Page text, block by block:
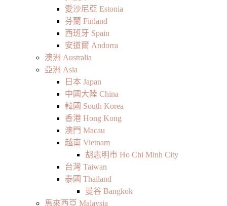
愛沙尼亞 Estonia
芬蘭 Finland
西班牙 Spain
安道爾 Andorra
澳洲 Australia
亞洲 Asia
日本 Japan
中國大陸 China
韓國 South Korea
香港 Hong Kong
澳門 Macau
越南 Vietnam
胡志明市 Ho Chi Minh City
台灣 Taiwan
泰國 Thailand
曼谷 Bangkok
馬來西亞 Malaysia